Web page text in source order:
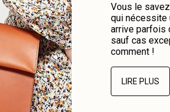
Vous le
qui nécessite
arrive parfois
sauf cas
comment !
LIRE PLUS